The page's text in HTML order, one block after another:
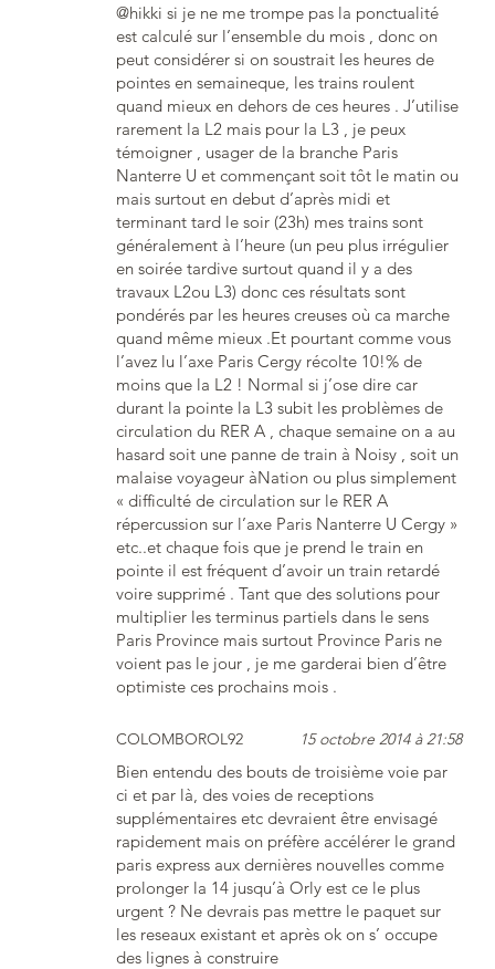
@hikki si je ne me trompe pas la ponctualité
est calculé sur l’ensemble du mois , donc on
peut considérer si on soustrait les heures de
pointes en semaineque, les trains roulent
quand mieux en dehors de ces heures . J’utilise
rarement la L2 mais pour la L3 , je peux
témoigner , usager de la branche Paris
Nanterre U et commençant soit tôt le matin ou
mais surtout en debut d’après midi et
terminant tard le soir (23h) mes trains sont
généralement à l’heure (un peu plus irrégulier
en soirée tardive surtout quand il y a des
travaux L2ou L3) donc ces résultats sont
pondérés par les heures creuses où ca marche
quand même mieux .Et pourtant comme vous
l’avez lu l’axe Paris Cergy récolte 10!% de
moins que la L2 ! Normal si j’ose dire car
durant la pointe la L3 subit les problèmes de
circulation du RER A , chaque semaine on a au
hasard soit une panne de train à Noisy , soit un
malaise voyageur àNation ou plus simplement
« difficulté de circulation sur le RER A
répercussion sur l’axe Paris Nanterre U Cergy »
etc..et chaque fois que je prend le train en
pointe il est fréquent d’avoir un train retardé
voire supprimé . Tant que des solutions pour
multiplier les terminus partiels dans le sens
Paris Province mais surtout Province Paris ne
voient pas le jour , je me garderai bien d’être
optimiste ces prochains mois .
COLOMBOROL92 15 octobre 2014 à 21:58
Bien entendu des bouts de troisième voie par
ci et par là, des voies de receptions
supplémentaires etc devraient être envisagé
rapidement mais on préfère accélérer le grand
paris express aux dernières nouvelles comme
prolonger la 14 jusqu’à Orly est ce le plus
urgent ? Ne devrais pas mettre le paquet sur
les reseaux existant et après ok on s’ occupe
des lignes à construire